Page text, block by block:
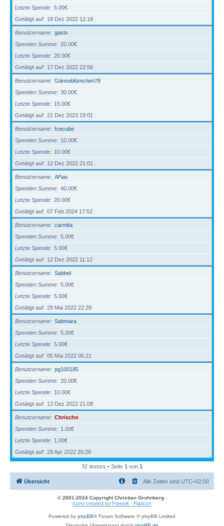
Letzte Spende
5.00€
Getätigt auf
18 Dez 2022 12:18
Benutzername
gastx
Spenden Summe
20.00€
Letzte Spende
20.00€
Getätigt auf
17 Dez 2022 22:56
Benutzername
Gänseblümchen78
Spenden Summe
30.00€
Letzte Spende
15.00€
Getätigt auf
21 Dez 2023 19:01
Benutzername
Icecube
Spenden Summe
10.00€
Letzte Spende
10.00€
Getätigt auf
12 Dez 2022 21:01
Benutzername
Al*ias
Spenden Summe
40.00€
Letzte Spende
20.00€
Getätigt auf
07 Feb 2024 17:52
Benutzername
carmita
Spenden Summe
5.00€
Letzte Spende
5.00€
Getätigt auf
12 Dez 2022 11:12
Benutzername
Sabbel
Spenden Summe
5.00€
Letzte Spende
5.00€
Getätigt auf
29 Mai 2022 22:29
Benutzername
Sabmara
Spenden Summe
5.00€
Letzte Spende
5.00€
Getätigt auf
05 Mai 2022 06:21
Benutzername
pg100185
Spenden Summe
20.00€
Letzte Spende
10.00€
Getätigt auf
13 Dez 2022 21:08
Benutzername
Chrischn
Spenden Summe
1.00€
Letzte Spende
1.00€
Getätigt auf
28 Apr 2022 20:28
32 donors • Seite 1 von 1
Übersicht Alle Zeiten sind UTC+02:00
© 2001-2024 Copyright Christian Grohnberg-
icons created by Freepik - Flaticon
Powered by phpBB® Forum Software © phpBB Limited